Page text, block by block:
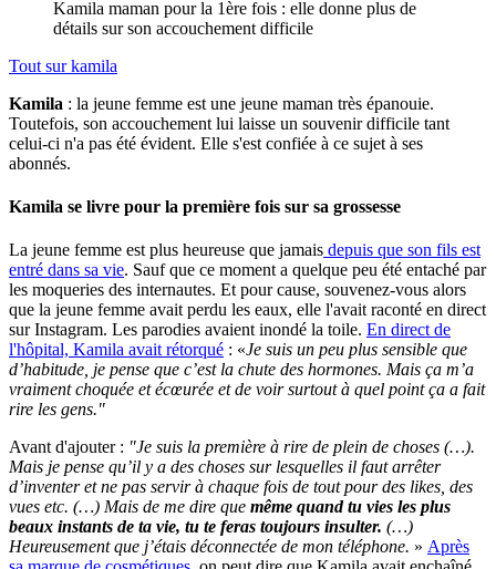
Kamila maman pour la 1ère fois : elle donne plus de
détails sur son accouchement difficile
Tout surkamila
Kamila : la jeune femme est une jeune maman très épanouie.
Toutefois, son accouchement lui laisse un souvenir difficile tant
celui-ci n'a pas été évident. Elle s'est confiée à ce sujet à ses
abonnés.
Kamila se livre pour la première fois sur sa grossesse
La jeune femme est plus heureuse que jamais depuis que son fils est
entré dans sa vie. Sauf que ce moment a quelque peu été entaché par
les moqueries des internautes. Et pour cause, souvenez-vous alors
que la jeune femme avait perdu les eaux, elle l'avait raconté en direct
sur Instagram. Les parodies avaient inondé la toile. En direct de
l'hôpital, Kamila avait rétorqué : «Je suis un peu plus sensible que
d’habitude, je pense que c’est la chute des hormones. Mais ça m’a
vraiment choquée et écœurée et de voir surtout à quel point ça a fait
rire les gens."
Avant d'ajouter : "Je suis la première à rire de plein de choses (…).
Mais je pense qu’il y a des choses sur lesquelles il faut arrêter
d’inventer et ne pas servir à chaque fois de tout pour des likes, des
vues etc. (…) Mais de me dire que même quand tu vies les plus
beaux instants de ta vie, tu te feras toujours insulter. (…)
Heureusement que j’étais déconnectée de mon téléphone. » Après